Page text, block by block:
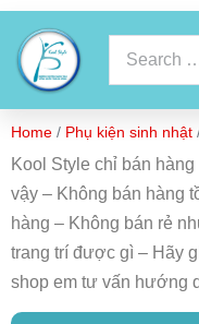
Home / Phụ kiện sinh nhật
Kool Style chỉ bán
vậy – Không bán hàng
hàng – Không bán rẻ
trang trí được gì – Hãy
shop em tư vấn hướng